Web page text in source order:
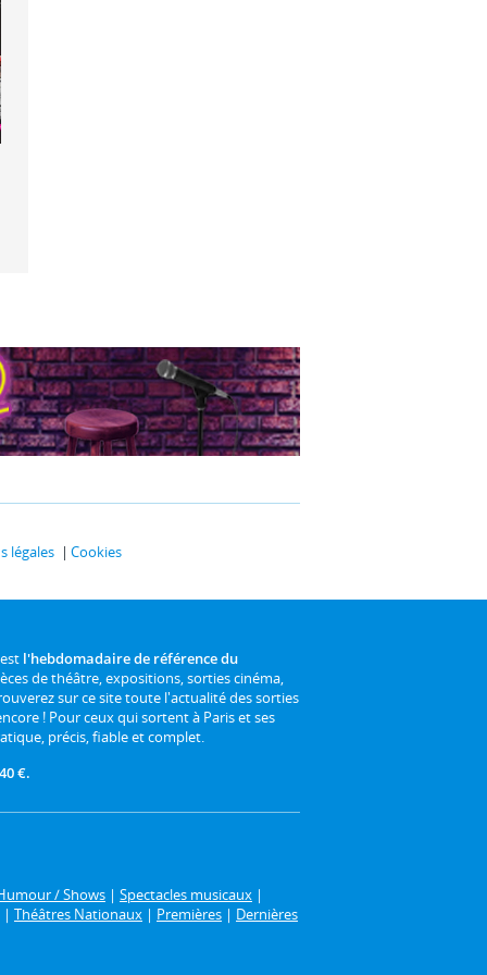
légales Cookies
l'hebdomadaire de référence du
de théâtre, expositions, sorties cinéma,
sur ce site toute l'actualité des sorties
! Pour ceux qui sortent à Paris et ses
précis, fiable et complet.
€.
/ Shows | Spectacles musicaux |
| Théâtres Nationaux | Premières | Dernières